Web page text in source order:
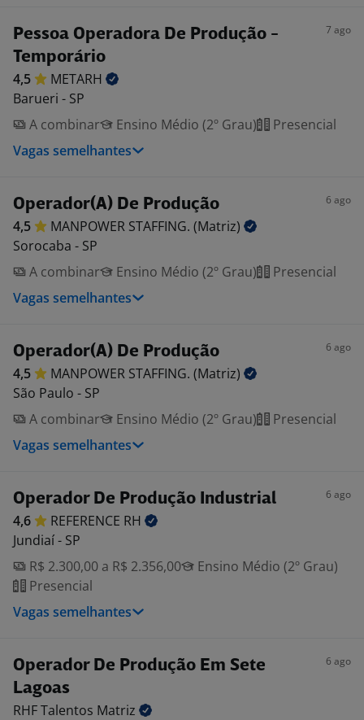
Pessoa Operadora De Produção -
Temporário
7 ago
4,5
METARH
Barueri - SP
A combinar
Ensino Médio (2º Grau)
Presencial
Vagas semelhantes
Operador(A) De Produção 6 ago
4,5 MANPOWER STAFFING. (Matriz)
Sorocaba - SP
A combinar
Ensino Médio (2º Grau)
Presencial
Vagas semelhantes
Operador(A) De Produção 6 ago
4,5 MANPOWER STAFFING. (Matriz)
São Paulo - SP
A combinar
Ensino Médio (2º Grau)
Presencial
Vagas semelhantes
Operador De Produção Industrial 6 ago
4,6 REFERENCE RH
Jundiaí - SP
R$ 2.300,00 a R$ 2.356,00
Ensino Médio (2º Grau)
Presencial
Vagas semelhantes
Operador De Produção Em Sete
Lagoas
6 ago
RHF Talentos Matriz